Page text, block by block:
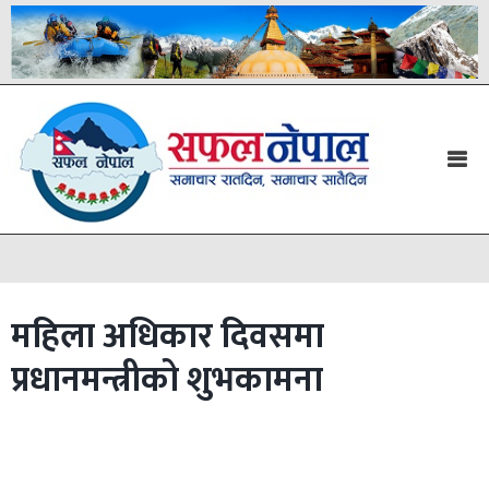
महिला अधिकार दिवसमा
प्रधानमन्त्रीको शुभकामना